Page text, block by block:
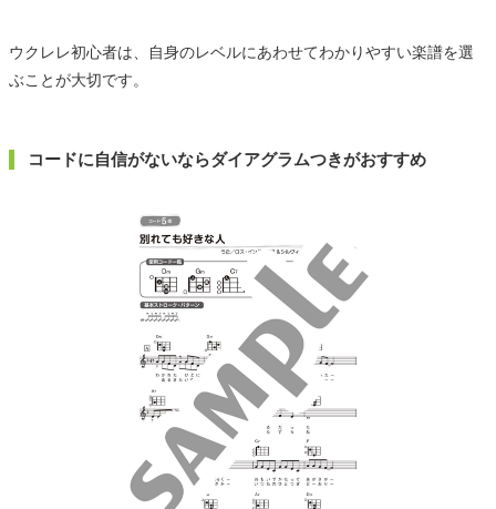
ウクレレ初心者は、自身のレベルにあわせてわかりやすい楽譜を選
ぶことが大切です。
コードに自信がないならダイアグラムつきがおすすめ